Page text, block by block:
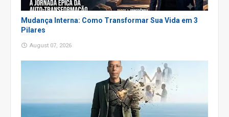
Mudança Interna: Como Transformar Sua Vida em 3
Pilares
August 07, 2026